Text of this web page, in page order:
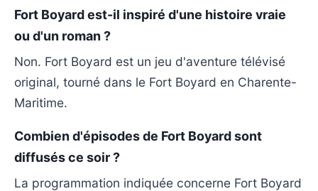
Fort Boyard est-il inspiré d'une histoire vraie
ou d'un roman ?
Non. Fort Boyard est un jeu d'aventure télévisé
original, tourné dans le Fort Boyard en Charente-
Maritime.
Combien d'épisodes de Fort Boyard sont
diffusés ce soir ?
La programmation indiquée concerne Fort Boyard